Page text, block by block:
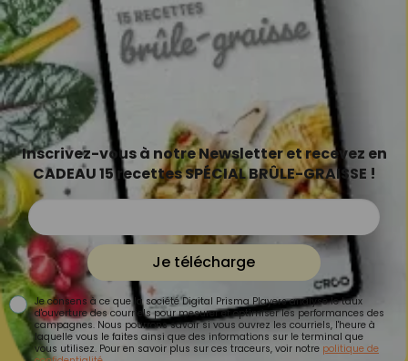
Inscrivez-vous à notre Newsletter et recevez en
CADEAU 15 recettes SPÉCIAL BRÛLE-GRAISSE !
Je télécharge
Je consens à ce que la société Digital Prisma Players analyse le taux
d'ouverture des courriels pour mesurer et optimiser les performances des
campagnes. Nous pourrons savoir si vous ouvrez les courriels, l'heure à
laquelle vous le faites ainsi que des informations sur le terminal que
vous utilisez. Pour en savoir plus sur ces traceurs, voir notre politique de